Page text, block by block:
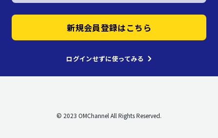
新規会員登録はこちら
ログインせずに使ってみる
© 2023 OMChannel All Rights Reserved.